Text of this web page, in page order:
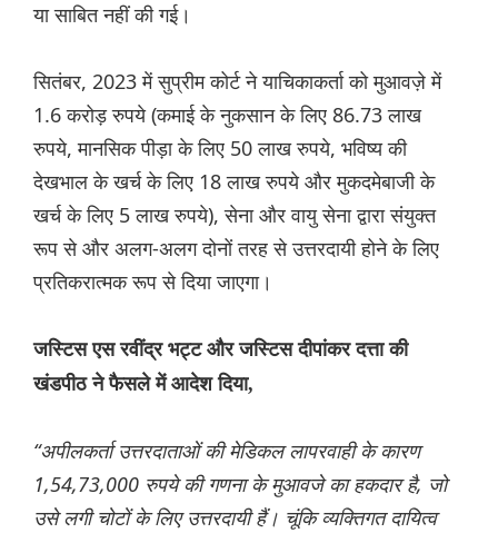
या साबित नहीं की गई।
सितंबर, 2023 में सुप्रीम कोर्ट ने याचिकाकर्ता को मुआवज़े में
1.6 करोड़ रुपये (कमाई के नुकसान के लिए 86.73 लाख
रुपये, मानसिक पीड़ा के लिए 50 लाख रुपये, भविष्य की
देखभाल के खर्च के लिए 18 लाख रुपये और मुकदमेबाजी के
खर्च के लिए 5 लाख रुपये), सेना और वायु सेना द्वारा संयुक्त
रूप से और अलग-अलग दोनों तरह से उत्तरदायी होने के लिए
प्रतिकरात्मक रूप से दिया जाएगा।
जस्टिस एस रवींद्र भट्ट और जस्टिस दीपांकर दत्ता की
खंडपीठ ने फैसले में आदेश दिया,
“अपीलकर्ता उत्तरदाताओं की मेडिकल लापरवाही के कारण
1,54,73,000 रुपये की गणना के मुआवजे का हकदार है, जो
उसे लगी चोटों के लिए उत्तरदायी हैं। चूंकि व्यक्तिगत दायित्व